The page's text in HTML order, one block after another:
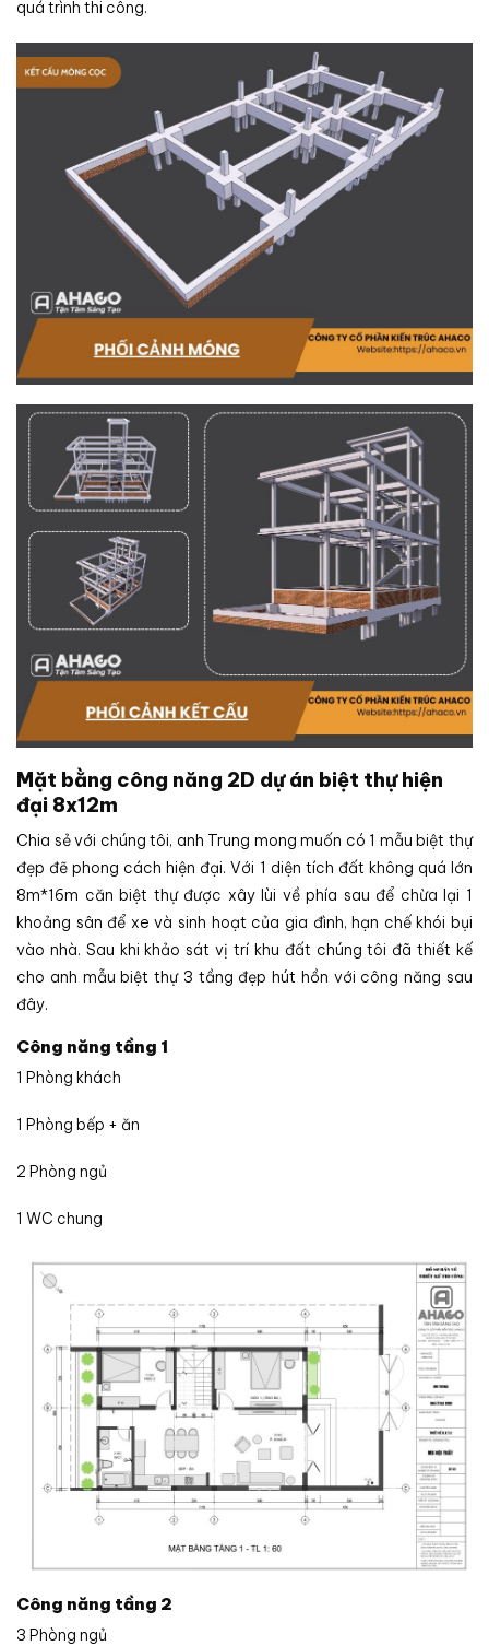
quá trình thi công.
Mặt bằng công năng 2D dự án biệt thự hiện
đại 8x12m
Chia sẻ với chúng tôi, anh Trung mong muốn có 1 mẫu biệt thự
đẹp đẽ phong cách hiện đại. Với 1 diện tích đất không quá lớn
8m*16m căn biệt thự được xây lùi về phía sau để chừa lại 1
khoảng sân để xe và sinh hoạt của gia đình, hạn chế khói bụi
vào nhà. Sau khi khảo sát vị trí khu đất chúng tôi đã thiết kế
cho anh mẫu biệt thự 3 tầng đẹp hút hồn với công năng sau
đây.
Công năng tầng 1
1 Phòng khách
1 Phòng bếp + ăn
2 Phòng ngủ
1 WC chung
Công năng tầng 2
3 Phòng ngủ